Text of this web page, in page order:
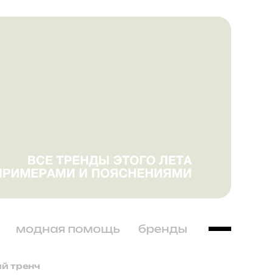
модная помощь бренды
тренч